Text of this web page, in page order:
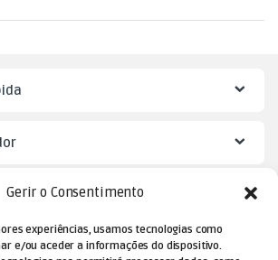
Gerir o Consentimento
experiências, usamos tecnologias como
e/ou aceder a informações do dispositivo.